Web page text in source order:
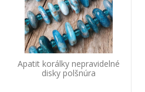
Apatit korálky nepravidelné
disky polšnúra